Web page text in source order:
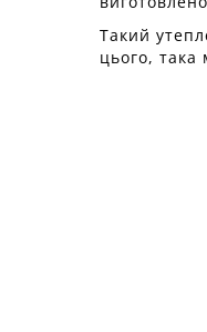
Такий
цього, така